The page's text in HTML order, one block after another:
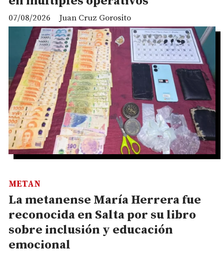
Juan Cruz Gorosito
07/08/2026
La metanense María Herrera fue
reconocida en Salta por su libro
sobre inclusión y educación
emocional
METAN